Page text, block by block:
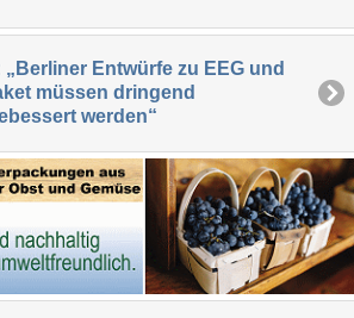
„Berliner Entwürfe zu EEG und
müssen dringend
werden“